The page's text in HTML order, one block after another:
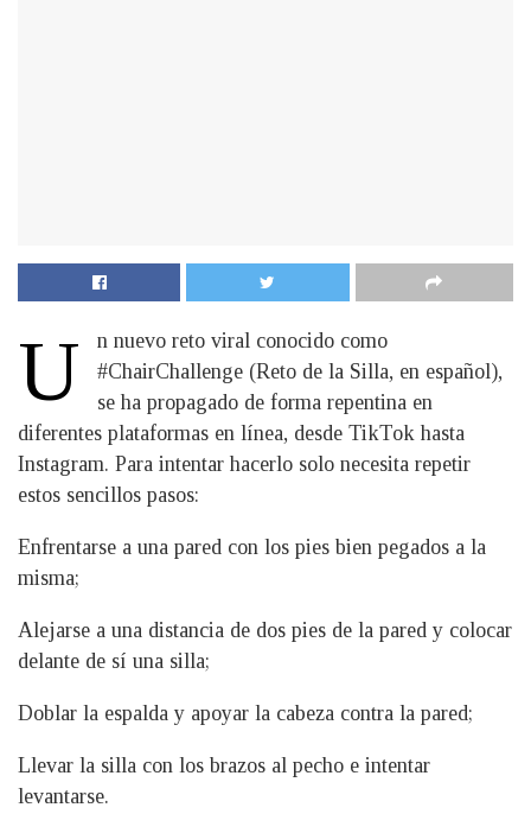
U
n nuevo reto viral conocido como
#ChairChallenge (Reto de la Silla, en español),
se ha propagado de forma repentina en
diferentes plataformas en línea, desde TikTok hasta
Instagram. Para intentar hacerlo solo necesita repetir
estos sencillos pasos:
Enfrentarse a una pared con los pies bien pegados a la
misma;
Alejarse a una distancia de dos pies de la pared y colocar
delante de sí una silla;
Doblar la espalda y apoyar la cabeza contra la pared;
Llevar la silla con los brazos al pecho e intentar
levantarse.